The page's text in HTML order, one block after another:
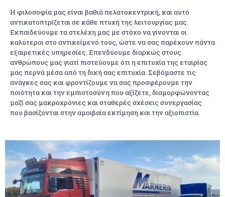
Η φιλοσοφία μας είναι βαθιά πελατοκεντρική, και αυτό
αντικατοπτρίζεται σε κάθε πτυχή της λειτουργίας μας.
Εκπαιδεύουμε τα στελέχη μας με στόχο να γίνονται οι
καλύτεροι στο αντικείμενό τους, ώστε να σας παρέχουν πάντα
εξαιρετικές υπηρεσίες. Επενδύουμε διαρκώς στους
ανθρώπους μας γιατί πιστεύουμε ότι η επιτυχία της εταιρίας
μας περνά μέσα από τη δική σας επιτυχία. Σεβόμαστε τις
ανάγκες σας και φροντίζουμε να σας προσφέρουμε την
ποιότητα και την εμπιστοσύνη που αξίζετε, διαμορφώνοντας
μαζί σας μακροχρόνιες και σταθερές σχέσεις συνεργασίας
που βασίζονται στην αμοιβαία εκτίμηση και την αξιοπιστία.